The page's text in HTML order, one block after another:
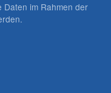
im Rahmen der